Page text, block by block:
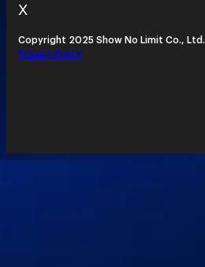
X
Copyright 2025 Show No Limit Co., Ltd.
Privacy Policy